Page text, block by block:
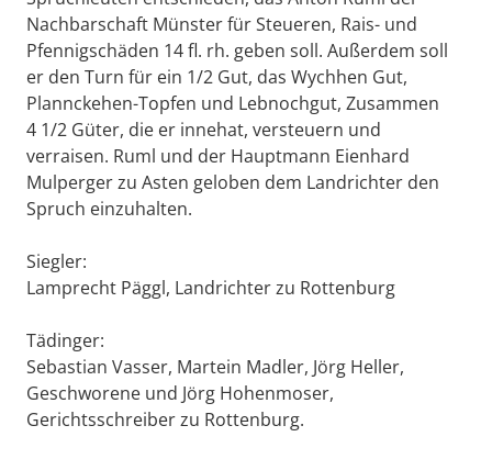
Nachbarschaft Münster für Steueren, Rais- und
Pfennigschäden 14 fl. rh. geben soll. Außerdem soll
er den Turn für ein 1/2 Gut, das Wychhen Gut,
Plannckehen-Topfen und Lebnochgut, Zusammen
4 1/2 Güter, die er innehat, versteuern und
verraisen. Ruml und der Hauptmann Eienhard
Mulperger zu Asten geloben dem Landrichter den
Spruch einzuhalten.
Siegler:
Lamprecht Päggl, Landrichter zu Rottenburg
Tädinger:
Sebastian Vasser, Martein Madler, Jörg Heller,
Geschworene und Jörg Hohenmoser,
Gerichtsschreiber zu Rottenburg.